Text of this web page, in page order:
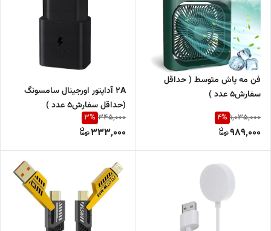
فن مه پاش متوسط ( حداقل
سفارش5 عدد )
1,035,000
4%
989,000
2A آداپتور اورجینال سامسونگ
(حداقل سفارش5 عدد )
345,000
3%
333,000